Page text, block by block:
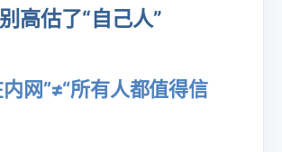
高估了“自己人”
网”≠“所有人都值得信